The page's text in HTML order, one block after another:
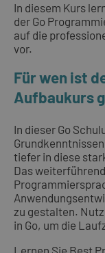
In diesem Kurs
der Go
auf die
vor.
Für wen ist
Aufbaukurs
In dieser Go
tiefer in diese
Das
zu gestalten.
in Go, um die